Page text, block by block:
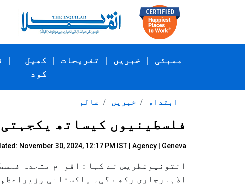
|
کھیل
کود
| تفریحات | خبریں | ممبئی
عالم خبریں ابتداء
فلسطینیوں کیساتھ
November 30, 2024, 12:17 PM IST | Agency | Geneva
انتونیوغطریس نے کہا : اقوام متحدہ
اظہارجاری رکھے گی۔ پاکستانی